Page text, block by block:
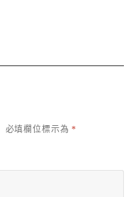
必填欄位標示為*